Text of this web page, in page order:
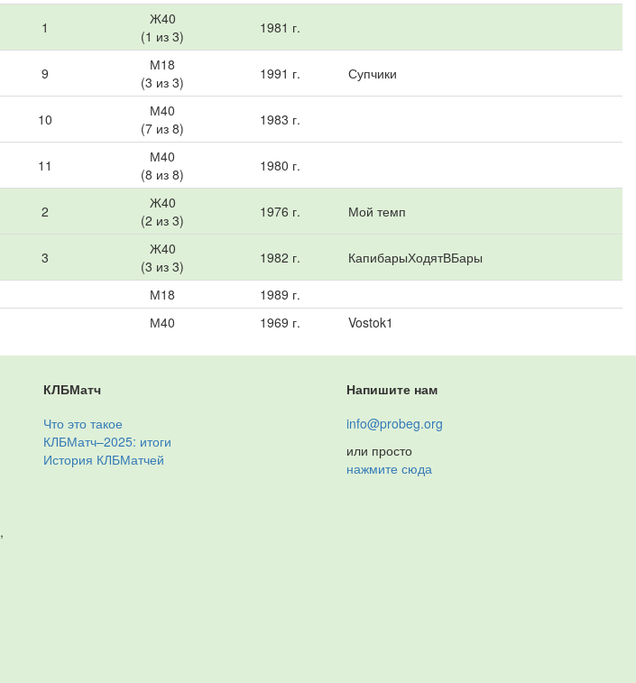
1
Ж40
(1 из 3)
1981 г.
9
М18
(3 из 3)
1991 г. Супчики
10
М40
(7 из 8)
1983 г.
11
М40
(8 из 8)
1980 г.
2
Ж40
(2 из 3)
1976 г. Мой темп
3
Ж40
(3 из 3)
1982 г. КапибарыХодятВБары
М18
1989 г.
М40 1969 г. Vostok1
,
КЛБМатч
Что это такое
КЛБМатч–2025: итоги
История КЛБМатчей
Напишите нам
info@probeg.org
или просто
нажмите сюда